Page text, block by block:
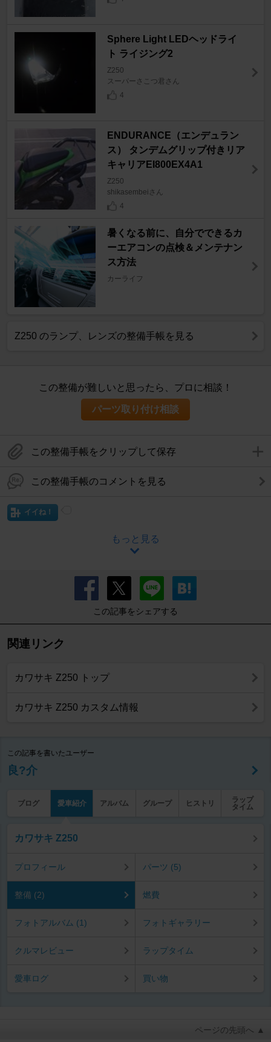
Sphere Light LEDヘッドライ
ト ライジング2
Z250
スーパーさこつ君さん
4
ENDURANCE（エンデュラン
ス） タンデムグリップ付きリア
キャリアEI800EX4A1
Z250
shikasembeiさん
4
暑くなる前に、自分でできるカ
ーエアコンの点検＆メンテナン
ス方法
カーライフ
Z250 のランプ、レンズの整備手帳を見る
この整備が難しいと思ったら、プロに相談！
パーツ取り付け相談
この整備手帳をクリップして保存
この整備手帳のコメントを見る
イイね！
もっと見る
この記事をシェアする
関連リンク
カワサキ Z250 トップ
カワサキ Z250 カスタム情報
この記事を書いたユーザー
良?介
ブログ 愛車紹介 アルバム グループ ヒストリ
ラップ
タイム
カワサキ Z250
プロフィール パーツ (5)
整備 (2) 燃費
フォトアルバム (1) フォトギャラリー
クルマレビュー ラップタイム
愛車ログ 買い物
ページの先頭へ ▲